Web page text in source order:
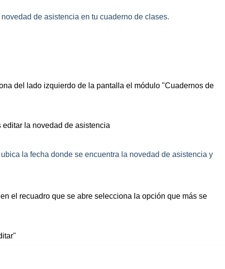
de asistencia en tu cuaderno de clases.
del lado izquierdo de la pantalla el módulo "Cuadernos de
la novedad de asistencia
la fecha donde se encuentra la novedad de asistencia y
el recuadro que se abre selecciona la opción que más se